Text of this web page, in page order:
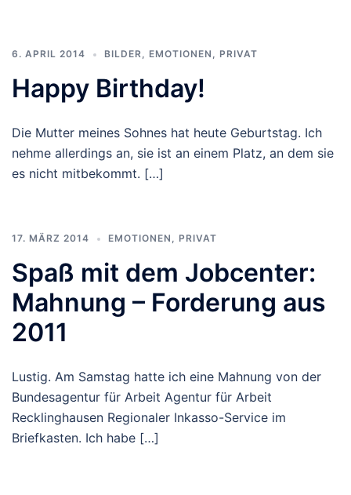
6. APRIL 2014 BILDER EMOTIONEN PRIVAT
Happy Birthday!
Die Mutter meines Sohnes hat heute Geburtstag. Ich
nehme allerdings an, sie ist an einem Platz, an dem sie
es nicht mitbekommt. […]
17. MÄRZ 2014 EMOTIONEN PRIVAT
Spaß mit dem Jobcenter:
Mahnung – Forderung aus
2011
Lustig. Am Samstag hatte ich eine Mahnung von der
Bundesagentur für Arbeit Agentur für Arbeit
Recklinghausen Regionaler Inkasso-Service im
Briefkasten. Ich habe […]